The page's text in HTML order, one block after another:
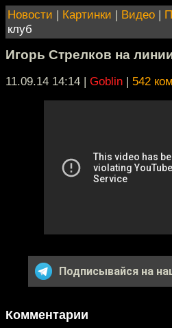
Новости | Картинки | Видео |
клуб
Игорь Стрелков на
11.09.14 14:14 | Goblin | 542
Подписывайся на
Комментарии